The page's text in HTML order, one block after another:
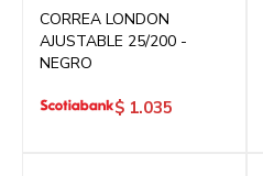
CORREA LONDON
AJUSTABLE 25/200 -
NEGRO
$ 1.035